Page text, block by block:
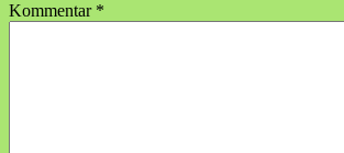
Kommentar *